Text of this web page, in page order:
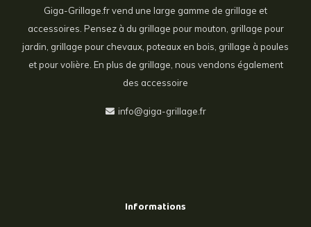
Giga-Grillage.fr vend une large gamme de grillage et
accessoires. Pensez à du grillage pour mouton, grillage pour
jardin, grillage pour chevaux, poteaux en bois, grillage à poules
et pour volière. En plus de grillage, nous vendons également
des accessoire
info@giga-grillage.fr
Informations